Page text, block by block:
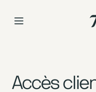
to
Accès